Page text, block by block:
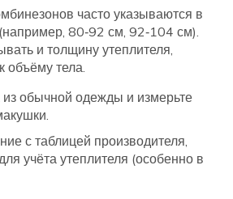
часто указываются в
80‑92 см, 92‑104 см).
и толщину утеплителя,
объёму тела.
обычной одежды и измерьте
с таблицей производителя,
учёта утеплителя (особенно в